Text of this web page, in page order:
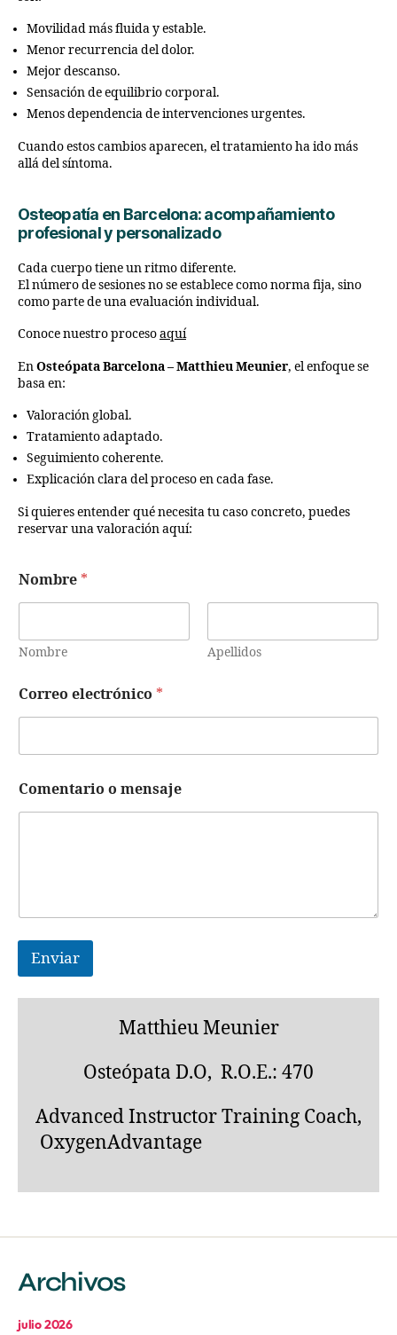
Movilidad más fluida y estable.
Menor recurrencia del dolor.
Mejor descanso.
Sensación de equilibrio corporal.
Menos dependencia de intervenciones urgentes.
Cuando estos cambios aparecen, el tratamiento ha ido más
allá del síntoma.
Osteopatía en Barcelona: acompañamiento
profesional y personalizado
Cada cuerpo tiene un ritmo diferente.
El número de sesiones no se establece como norma fija, sino
como parte de una evaluación individual.
Conoce nuestro procesoaquí
EnOsteópata Barcelona – Matthieu Meunier, el enfoque se
basa en:
Valoración global.
Tratamiento adaptado.
Seguimiento coherente.
Explicación clara del proceso en cada fase.
Si quieres entender qué necesita tu caso concreto, puedes
reservar una valoración aquí:
Nombre *
Nombre Apellidos
o
m
a
r
i
r
m
s
Correo electrónico *
Comentario o mensaje
Enviar
Matthieu Meunier
Osteópata D.O, R.O.E.: 470
Advanced Instructor Training Coach,
OxygenAdvantage
Archivos
julio 2026